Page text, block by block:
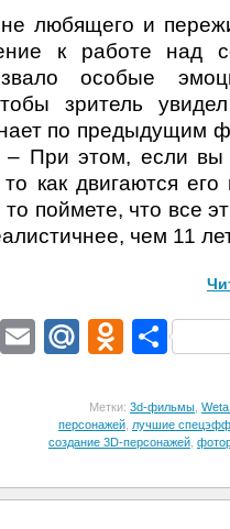
любящего и
к работе над
особые
зритель
по предыдущим
– При этом, если вы
как двигаются его
поймете, что все
чем 11
Telegram
EmailMail.Ru
Метки: 3d-фильмы
персонажей лучшие
создание 3D-персонажей